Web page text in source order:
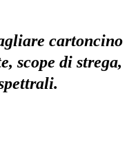
cartoncino
scope di strega,